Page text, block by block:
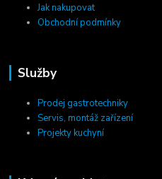
Jak nakupovat
Obchodní podmínky
Služby
Prodej gastrotechniky
Servis, montáž zařízení
Projekty kuchyní